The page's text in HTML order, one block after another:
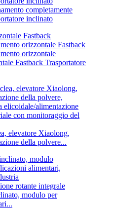
completamente
inclinato
Fastback Trasportatore
elevatore Xiaolong,
della polvere...
modulo per